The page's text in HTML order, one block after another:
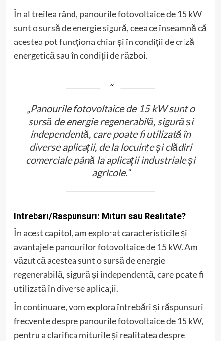
În al treilea rând, panourile fotovoltaice de 15 kW
sunt o sursă de energie sigură, ceea ce înseamnă că
acestea pot funcționa chiar și în condiții de criză
energetică sau în condiții de război.
„Panourile fotovoltaice de 15 kW sunt o
sursă de energie regenerabilă, sigură și
independentă, care poate fi utilizată în
diverse aplicații, de la locuințe și clădiri
comerciale până la aplicații industriale și
agricole.”
Intrebari/Raspunsuri: Mituri sau Realitate?
În acest capitol, am explorat caracteristicile și
avantajele panourilor fotovoltaice de 15 kW. Am
văzut că acestea sunt o sursă de energie
regenerabilă, sigură și independentă, care poate fi
utilizată în diverse aplicații.
În continuare, vom explora întrebări și răspunsuri
frecvente despre panourile fotovoltaice de 15 kW,
pentru a clarifica miturile și realitatea despre